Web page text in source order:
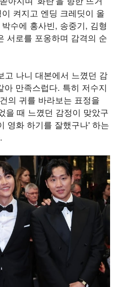
켜지고 엔딩 크레딧이 올
수에 홍사빈, 송중기, 김형
서로를 포옹하며 감격의 순
고 나니 대본에서 느꼈던 감
만족스럽다. 특히 저수지
의 귀를 바라보는 표정을
을 때 느꼈던 감정이 맞았구
영화 하기를 잘했구나' 하는